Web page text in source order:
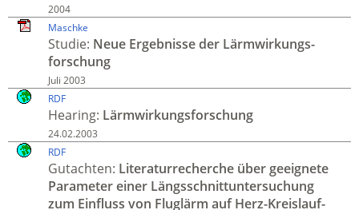
2004
Maschke
Studie: Neue Ergeb­nisse der Lärm­wirkungs­
forschung
Juli 2003
RDF
Hearing: Lärm­wirkungs­forschung
24.02.2003
RDF
Gutachten: Literatur­recherche über geeig­nete
Para­meter einer Längs­schnitt­unter­suchung
zum Einfluss von Flug­lärm auf Herz-Kreis­lauf­